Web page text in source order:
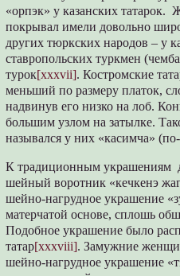
«орпэк» у казанских
покрывал имели довольно
других тюркских народов – у
ставропольских туркмен
турок[xxxvii]. Костромские
меньший по размеру платок,
надвинув его низко на лоб.
большим узлом на затылке.
назывался у них «касимча»
К традиционным украшениям
шейный воротник «кечкенэ
шейно-нагрудное украшение
матерчатой основе, сплошь
Подобное украшение было
татар[xxxviii]. Замужние
шейно-нагрудное украшение